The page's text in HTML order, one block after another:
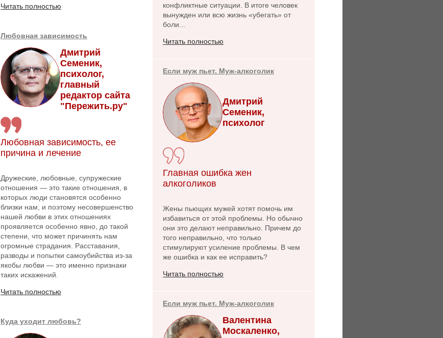
Читать полностью
Любовная зависимость
Дмитрий
Семеник,
психолог,
главный
редактор сайта
"Пережить.ру"
Любовная зависимость, ее
причина и лечение
Дружеские, любовные, супружеские
отношения — это такие отношения, в
которых люди становятся особенно
близки нам, и поэтому несовершенство
нашей любви в этих отношениях
проявляется особенно явно, до такой
степени, что может причинять нам
огромные страдания. Расставания,
разводы и попытки самоубийства из-за
якобы любви — это именно признаки
таких искажений.
Читать полностью
Куда уходит любовь?
конфликтные ситуации. В итоге человек
вынужден или всю жизнь «убегать» от
боли...
Читать полностью
Если муж пьет. Муж-алкоголик
Дмитрий
Семеник,
психолог
Главная ошибка жен
алкоголиков
Жены пьющих мужей хотят помочь им
избавиться от этой проблемы. Но обычно
они это делают неправильно. Причем до
того неправильно, что только
стимулируют усиление проблемы. В чем
же ошибка и как ее исправить?
Читать полностью
Если муж пьет. Муж-алкоголик
Валентина
Москаленко,